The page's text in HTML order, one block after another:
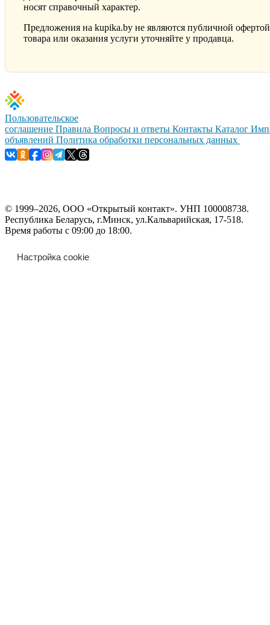
носят справочный характер.
Предложения на kupika.by не являются публичной
товара или оказания услуги уточняйте у продавца.
Пользовательское
соглашение Правила Вопросы и ответы Контакты Каталог
объявлений Политика обработки персональных данных
© 1999–2026, ООО «Открытый контакт». УНП 100008738.
Республика Беларусь, г.Минск, ул.Кальварийская, 17-518.
Время работы с 09:00 до 18:00.
Настройка cookie